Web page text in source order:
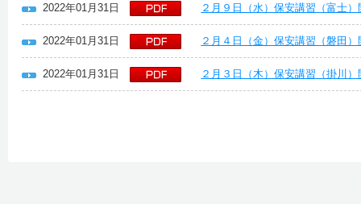
2022年01月31日 ２月９日（水）保安講習（富士
2022年01月31日 ２月４日（金）保安講習（磐田
2022年01月31日 ２月３日（木）保安講習（掛川